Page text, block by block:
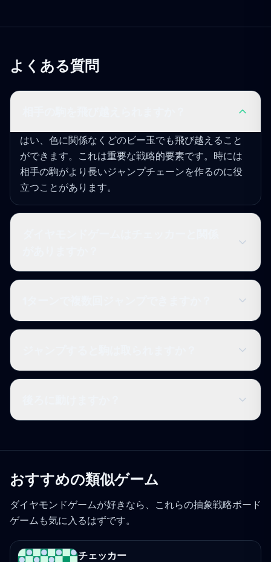
よくある質問
はい、色に関係なくどのビー玉でも飛び越えること
ができます。これは重要な戦略的要素です。時には
相手の駒がより長いジャンプチェーンを作るのに役
立つことがあります。
おすすめの類似ゲーム
ダイヤモンドゲームが好きなら、これらの抽象戦略ボード
ゲームも気に入るはずです。
チェッカー